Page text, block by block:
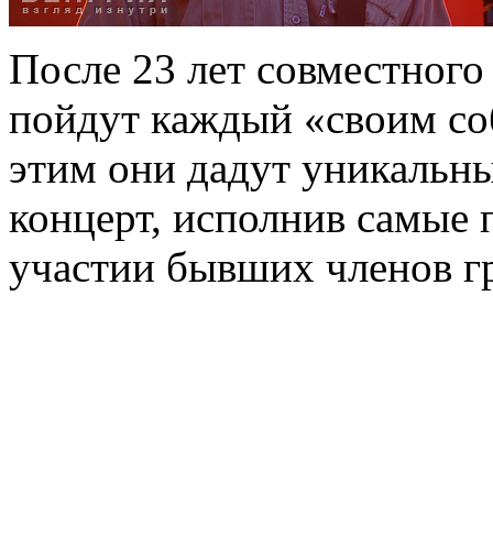
После 23 лет
пойдут каждый «своим
этим они дадут
концерт, исполнив
участии бывших членов